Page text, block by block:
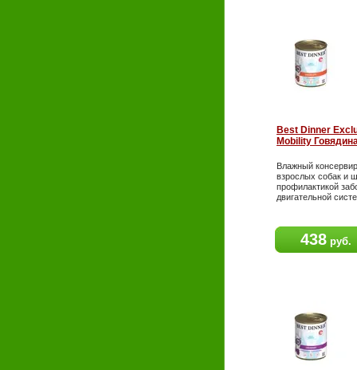
Best Dinner
Mobility
Влажный
взрослых собак и
профилактикой
двигательной
438 руб.